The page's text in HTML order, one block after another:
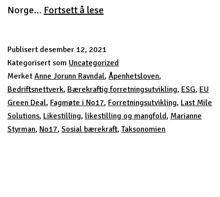
Norge… Fortsett å leseFag-
i
No17,
…
Publisert desember 12, 2021
Kategorisert som Uncategorized
Merket Anne Jorunn Ravndal, Åpenhetsloven,
Bedriftsnettverk, Bærekraftig forretningsutvikling, ESG, EU
Green Deal, Fagmøte i No17, Forretningsutvikling, Last Mile
Solutions, Likestilling, likestilling og mangfold, Marianne
Styrman, No17, Sosial bærekraft, Taksonomien